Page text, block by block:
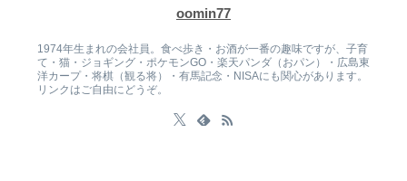
oomin77
1974年生まれの会社員。食べ歩き・お酒が一番の趣味ですが、子育
て・猫・ジョギング・ポケモンGO・楽天パンダ（おパン）・広島東
洋カープ・将棋（観る将）・有馬記念・NISAにも関心があります。
リンクはご自由にどうぞ。